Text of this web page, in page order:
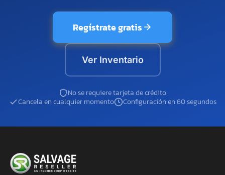
Regístrate gratis
Ver Inventario
No se requiere tarjeta de crédito
Cancela en cualquier momento
Configuración en 60 segundos